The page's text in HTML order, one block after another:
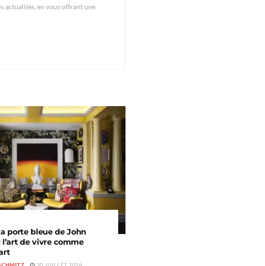
actualités, en vous offrant une
porte bleue de John
l’art de vivre comme
30 JUILLET 2026